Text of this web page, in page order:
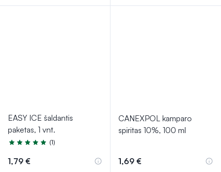
EASY ICE šaldantis
paketas, 1 vnt.
Įvertinimas 5.0 iš 5
(1)
1,79 €
CANEXPOL kamparo
spiritas 10%, 100 ml
1,69 €